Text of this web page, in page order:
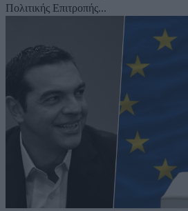
Πολιτικής Επιτροπής...